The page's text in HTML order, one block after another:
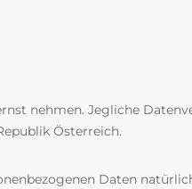
nehmen. Jegliche
Österreich.
Daten